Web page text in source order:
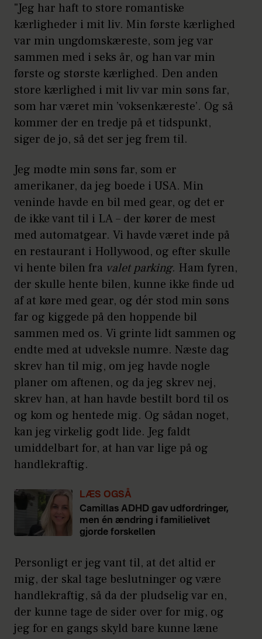
"Jeg har haft to store romantiske
kærligheder i mit liv. Min første kærlighed
var min ungdomskæreste, som jeg var
sammen med i seks år, og han var min
første og største kærlighed. Den anden
store kærlighed i mit liv var min søns far,
som har været min ’voksenkæreste’. Og så
kommer der en tredje på et tidspunkt,
siger de jo, så det ser jeg frem til.
Jeg mødte min søns far, som er
amerikaner, da jeg boede i USA. Min
veninde havde en bil med gear, og det er
de ikke vant til i LA – der kører de mest
med automatgear. Vi havde været inde på
en restaurant i Hollywood, og efter skulle
vi hente bilen fra valet parking. Ham fyren,
der skulle hente bilen, kunne ikke finde ud
af at køre med gear, og dér stod min søns
far og kiggede på den hoppende bil
sammen med os. Vi grinte lidt sammen og
endte med at udveksle numre. Næste dag
skrev han til mig, om jeg havde nogle
planer om aftenen, og da jeg skrev nej,
skrev han, at han havde bestilt bord til os
og kom og hentede mig. Og sådan noget,
kan jeg virkelig godt lide. Jeg faldt
umiddelbart for, at han var lige på og
handlekraftig.
LÆS OGSÅ
Camillas ADHD gav udfordringer,
men én ændring i familielivet
gjorde forskellen
Personligt er jeg vant til, at det altid er
mig, der skal tage beslutninger og være
handlekraftig, så da der pludselig var en,
der kunne tage de sider over for mig, og
jeg for en gangs skyld bare kunne læne